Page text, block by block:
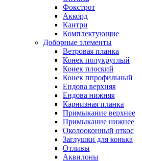
Фокстрот
Аккорд
Кантри
Комплектующие
Доборные элементы
Ветровая планка
Конек полукруглый
Конек плоский
Конек ппрофильный
Ендова верхняя
Ендова нижняя
Карнизная планка
Примыкание верхнее
Примыкание нижнее
Околооконный откос
Заглушки для конька
Отливы
Аквилоны